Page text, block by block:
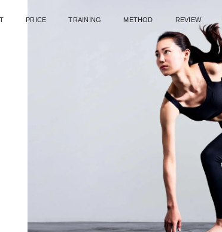
PRICE TRAINING METHOD REVIEW